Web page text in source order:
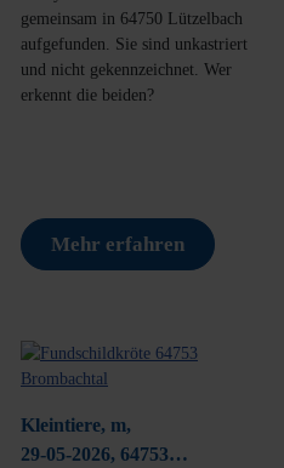
gemeinsam in 64750 Lützelbach
aufgefunden. Sie sind unkastriert
und nicht gekennzeichnet. Wer
erkennt die beiden?
Mehr erfahren
Kleintiere, m,
29-05-2026, 64753